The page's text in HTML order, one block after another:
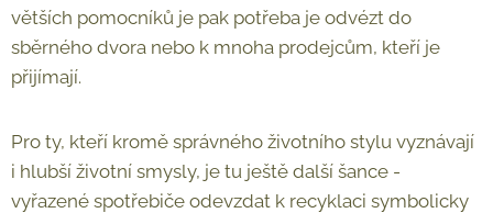
větších pomocníků je pak potřeba je odvézt do
sběrného dvora nebo k mnoha prodejcům, kteří je
přijímají.
Pro ty, kteří kromě správného životního stylu vyznávají
i hlubší životní smysly, je tu ještě další šance -
vyřazené spotřebiče odevzdat k recyklaci symbolicky